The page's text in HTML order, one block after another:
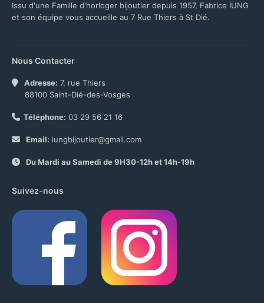
Issu d'une Famille d'horloger bijoutier depuis 1957, Fabrice IUNG
et son équipe vous accueille au 7 Rue Thiers à St Dié.
Nous Contacter
Adresse: 7, rue Thiers
88100 Saint-Dié-des-Vosges
Téléphone: 03 29 56 21 16
Email: iungbijoutier@gmail.com
Du Mardi au Samedi de 9H30-12h et 14h-19h
Suivez-nous